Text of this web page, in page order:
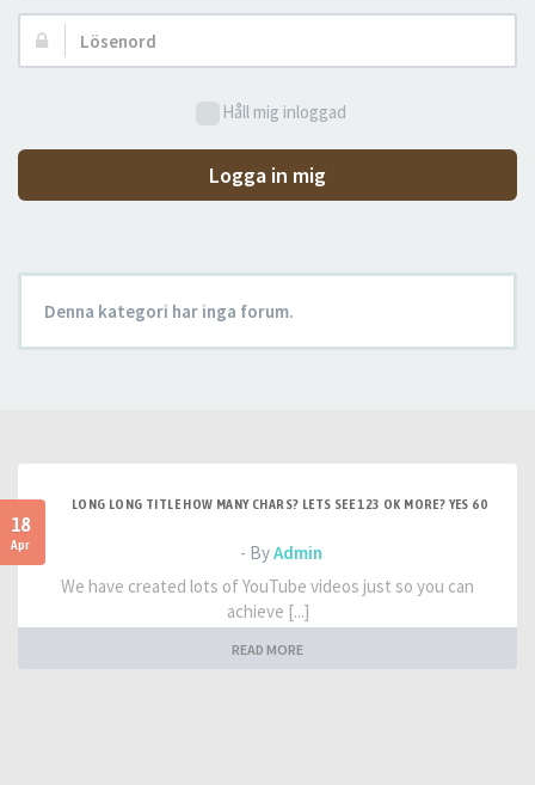
Lösenord:
Håll mig inloggad
Logga in mig
Denna kategori har inga forum.
18
Apr
LONG LONG TITLE HOW MANY CHARS? LETS SEE 123 OK MORE? YES 60
- ByAdmin
We have created lots of YouTube videos just so you can
achieve [...]
READ MORE